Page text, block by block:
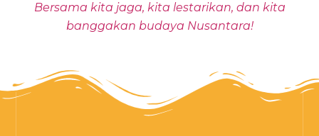
Bersama kita jaga, kita lestarikan, dan kita
banggakan budaya Nusantara!